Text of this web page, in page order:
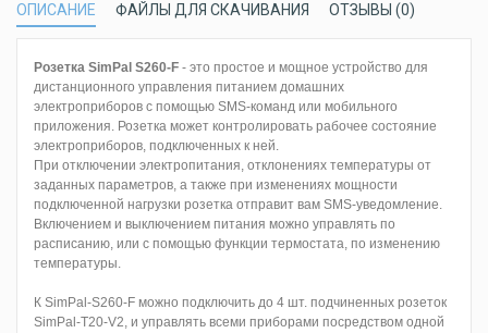
ОПИСАНИЕ ФАЙЛЫ ДЛЯ СКАЧИВАНИЯ ОТЗЫВЫ (0)
Розетка SimPal S260-F - это простое и мощное устройство для
дистанционного управления питанием домашних
электроприборов с помощью SMS-команд или мобильного
приложения. Розетка может контролировать рабочее состояние
электроприборов, подключенных к ней.
При отключении электропитания, отклонениях температуры от
заданных параметров, а также при изменениях мощности
подключенной нагрузки розетка отправит вам SMS-уведомление.
Включением и выключением питания можно управлять по
расписанию, или с помощью функции термостата, по изменению
температуры.
К SimPal-S260-F можно подключить до 4 шт. подчиненных розеток
SimPal-T20-V2, и управлять всеми приборами посредством одной